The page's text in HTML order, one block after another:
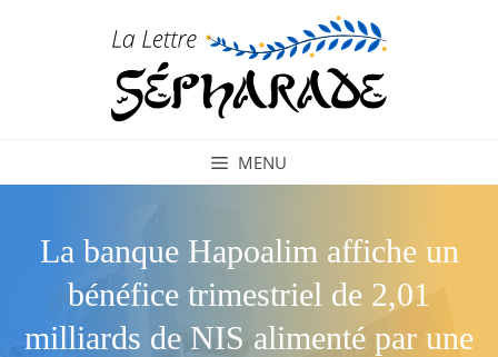
MENU
La banque Hapoalim affiche un
bénéfice trimestriel de 2,01
milliards de NIS alimenté par une